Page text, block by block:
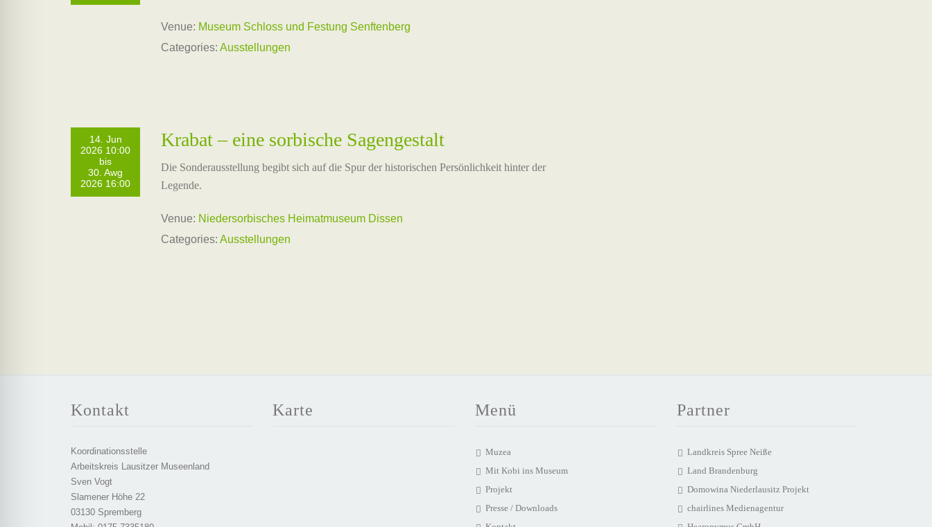
Venue: Museum Schloss und Festung Senftenberg
Categories: Ausstellungen
14. Jun
2026 10:00
bis
30. Awg
2026 16:00
Krabat – eine sorbische Sagengestalt
Die Sonderausstellung begibt sich auf die Spur der historischen Persönlichkeit hinter der
Legende.
Venue: Niedersorbisches Heimatmuseum Dissen
Categories: Ausstellungen
Kontakt
Koordinationsstelle
Arbeitskreis Lausitzer Museenland
Sven Vogt
Slamener Höhe 22
03130 Spremberg
Karte Menü
Muzea
Mit Kobi ins Museum
Projekt
Presse / Downloads
Partner
Landkreis Spree Neiße
Land Brandenburg
Domowina Niederlausitz Projekt
chairlines Medienagentur